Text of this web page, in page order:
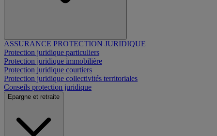
ASSURANCE PROTECTION JURIDIQUE
Protection juridique particuliers
Protection juridique immobilière
Protection juridique courtiers
Protection juridique collectivités territoriales
Conseils protection juridique
Epargne et retraite